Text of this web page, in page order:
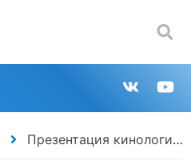
в
Презентация кинологических видов спорта